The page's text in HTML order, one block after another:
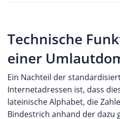
Technische
einer
Ein Nachteil der
Internetadressen ist, dass
lateinische Alphabet, die
Bindestrich anhand der dazu